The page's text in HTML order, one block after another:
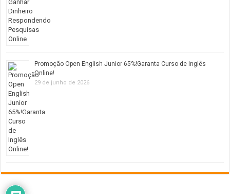
Promoção Open English Junior 65%!Garanta Curso de Inglês
Online!
29 de junho de 2026